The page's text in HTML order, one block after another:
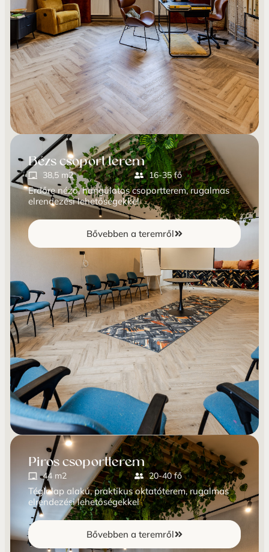
Bézs csoport terem
38,5 m2 16-35 fő
Erdőre néző, hangulatos csoportterem, rugalmas
elrendezési lehetőségekkel
Bővebben a teremről
Piros csoportterem
44 m2 20-40 fő
Téglalap alakú, praktikus oktatóterem, rugalmas
elrendezési lehetőségekkel
Bővebben a teremről